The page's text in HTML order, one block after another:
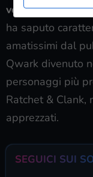
voci più
ha saputo
amatissimi dal
Qwark divenuto
personaggi più
Ratchet & Clank,
apprezzati.
SEGUICI SUI